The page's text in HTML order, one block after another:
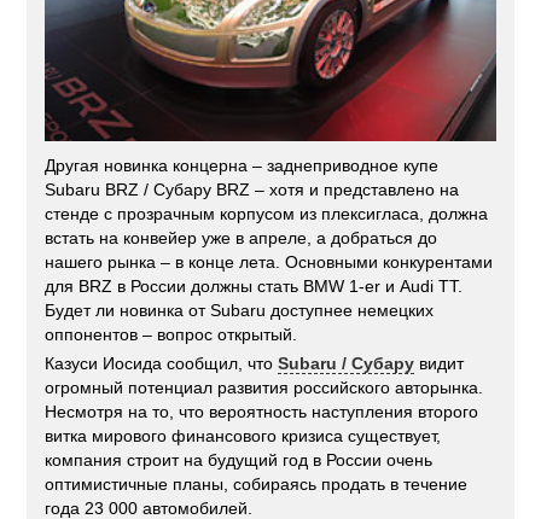
Другая новинка концерна – заднеприводное купе
Subaru BRZ / Субару BRZ – хотя и представлено на
стенде с прозрачным корпусом из плексигласа, должна
встать на конвейер уже в апреле, а добраться до
нашего рынка – в конце лета. Основными конкурентами
для BRZ в России должны стать BMW 1-er и Audi TT.
Будет ли новинка от Subaru доступнее немецких
оппонентов – вопрос открытый.
Казуси Иосида сообщил, чтоSubaru / Субару видит
огромный потенциал развития российского авторынка.
Несмотря на то, что вероятность наступления второго
витка мирового финансового кризиса существует,
компания строит на будущий год в России очень
оптимистичные планы, собираясь продать в течение
года 23 000 автомобилей.